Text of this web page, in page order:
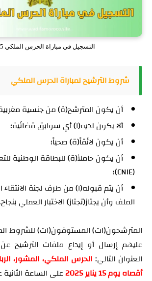
التسجيل في مباراة الحرس الملكي 2025
شروط الترشيح لمباراة الحرس الملكي
أن يكون المترشح(ة) من جنسية
ألا يكون لديه(ا) أي سوابق قضائية؛
أن يكون لائقاً(ة) صحياً؛
أن يكون حاملاً(ة) للبطاقة الوطنية
(CNIE)؛
أن يتم قبوله(ا) من طرف لجنة الانتقاء
الملف وأن يجتاز(تجتاز) الاختبار العملي
المترشحون(ات) المستوفون(ات) للشروط
عليهم إرسال أو إيداع ملفات الترشيح
العنوان التالي: الحرس الملكي، المشور،
أقصاه يوم 15 يناير 2025
على الساعة